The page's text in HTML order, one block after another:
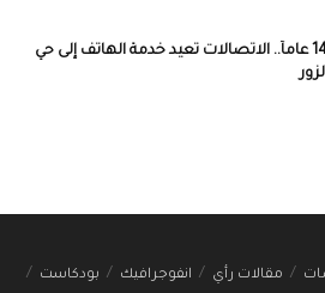
بعد انقطاع 14 عاماً.. الاتصالات تعيد خدمة الهاتف إلى حي
مقالات رأي انفوجرافيك بودكاست